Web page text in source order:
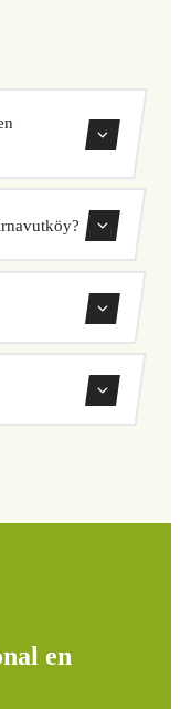
y confirmar
selecciona
ni sorpresas.
en